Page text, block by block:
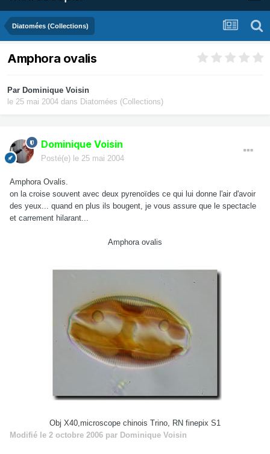
Diatomées (Collections)
Amphora ovalis
Par Dominique Voisin
le 25 mai 2004 dans Diatomées (Collections)
Dominique Voisin
Posté(e) le 25 mai 2004
Amphora Ovalis.
on la croise souvent avec deux pyrenoïdes ce qui lui donne l'air d'avoir
des yeux... quand en plus ils bougent, je vous assure que le spectacle
et carrement hilarant...
Amphora ovalis
Obj X40,microscope chinois Trino, RN finepix S1
Modifié le 2 octobre 2006 par Dominique Voisin